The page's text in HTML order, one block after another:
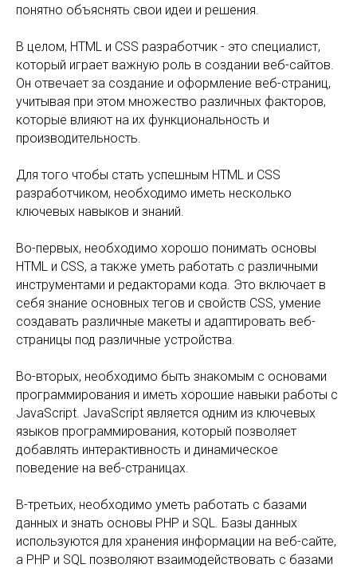
понятно объяснять свои идеи и решения.
В целом, HTML и CSS разработчик - это специалист,
который играет важную роль в создании веб-сайтов.
Он отвечает за создание и оформление веб-страниц,
учитывая при этом множество различных факторов,
которые влияют на их функциональность и
производительность.
Для того чтобы стать успешным HTML и CSS
разработчиком, необходимо иметь несколько
ключевых навыков и знаний.
Во-первых, необходимо хорошо понимать основы
HTML и CSS, а также уметь работать с различными
инструментами и редакторами кода. Это включает в
себя знание основных тегов и свойств CSS, умение
создавать различные макеты и адаптировать веб-
страницы под различные устройства.
Во-вторых, необходимо быть знакомым с основами
программирования и иметь хорошие навыки работы с
JavaScript. JavaScript является одним из ключевых
языков программирования, который позволяет
добавлять интерактивность и динамическое
поведение на веб-страницах.
В-третьих, необходимо уметь работать с базами
данных и знать основы PHP и SQL. Базы данных
используются для хранения информации на веб-сайте,
а PHP и SQL позволяют взаимодействовать с базами